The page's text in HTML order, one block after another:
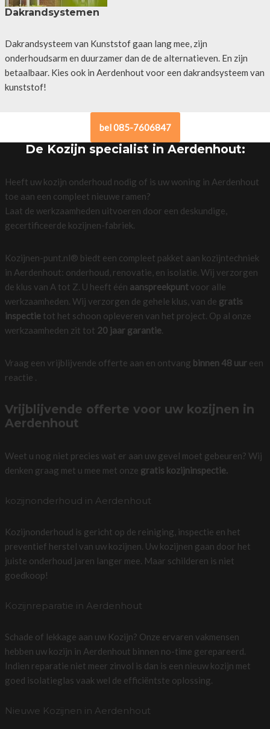
Dakrandsystemen
Dakrandsysteem van Kunststof gaan lang mee, zijn
onderhoudsarm en duurzamer dan de de alternatieven. En zijn
betaalbaar. Kies ook in Aerdenhout voor een dakrandsysteem van
kunststof!
bel 085-7606847
De Kozijn specialist in Aerdenhout:
Heeft uw kozijn onderhoud nodig of is uw woning in Aerdenhout
toe aan een compleet nieuwe ramen?
Laat de werkzaamheden uitvoeren door een deskundige,
gecertificeerde kozijnen-fabriek.
Kozijnen-punt.nl® biedt een compleet pakket aan kozijntechniek
in Aerdenhout: onderhoud, renovatie, en isolatie. Wij verzorgen
de klus van A tot Z. U heeft één aanspreekpuntvoor alle
werkzaamheden. Wij verzorgen de gehele klus, van de gratis
inspectietot het schoon opleveren van het project. Op al onze
werkzaamheden zit tot 20 jaar garantie.
Vraag een vrijblijvende offerte aan en ontvang binnen 48 uureen
reactie .
Vrijblijvende offerte voor uw kozijnen in
Aerdenhout
Weet u nog niet precies wat er aan uw gevel moet gebeuren? Wij
denken graag met u mee met onze gratis kozijninspectie.
kozijnonderhoud in Aerdenhout
Kozijnonderhoud is gericht op de reiniging, inspectie en het
preventief herstel van uw kozijnen. Uw kozijnen gaan door het
juiste onderhoud jaren langer mee. Maar schilderen is niet
goedkoop!
Kozijnreparatie in Aerdenhout
Schade of lekkage aan uw Kozijn? Onze ervaren vakmensen
hebben uw kozijn in Aerdenhout binnen no-time gerepareerd.
Indien reparatie niet meer zinvol is dan is een nieuw kozijn met
goed isolatieglas vaak wel de efficiëntste oplossing.
Nieuwe Kozijnen in Aerdenhout